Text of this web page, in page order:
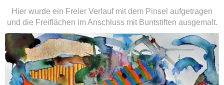
Hier wurde ein Freier Verlauf mit dem Pinsel aufgetragen
und die Freiflächen im Anschluss mit Buntstiften ausgemalt.